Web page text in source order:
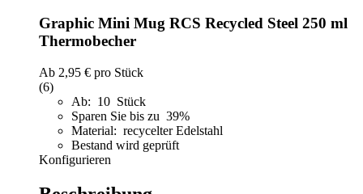
Graphic Mini Mug RCS Recycled Steel 250 ml
Thermobecher
Ab 2,95 € pro Stück
(6)
Ab: 10 Stück
Sparen Sie bis zu 39%
Material: recycelter Edelstahl
Bestand wird geprüft
Konfigurieren